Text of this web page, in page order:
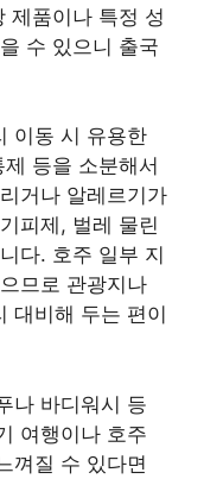
제품이나 특정 성
수 있으니 출국
이동 시 유용한
등을 소분해서
거나 알레르기가
피제, 벌레 물린
다. 호주 일부 지
므로 관광지나
대비해 두는 편이
나 바디워시 등
여행이나 호주
껴질 수 있다면